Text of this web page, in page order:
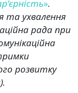
.
та ухвалення
рада при
розвитку